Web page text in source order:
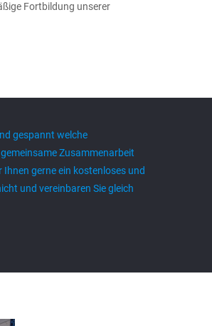
Fortbildung unserer
gespannt welche
Zusammenarbeit
gerne ein kostenloses und
und vereinbaren Sie gleich